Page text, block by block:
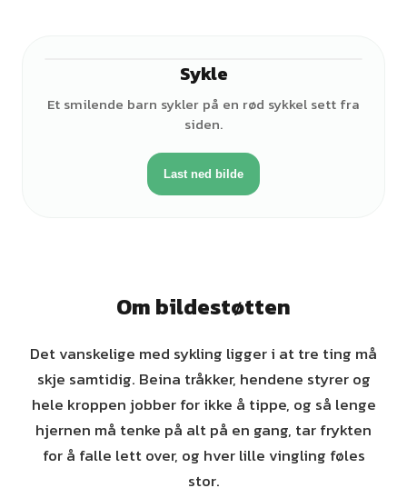
Sykle
Et smilende barn sykler på en rød sykkel sett fra
siden.
Last ned bilde
Om bildestøtten
Det vanskelige med sykling ligger i at tre ting må
skje samtidig. Beina tråkker, hendene styrer og
hele kroppen jobber for ikke å tippe, og så lenge
hjernen må tenke på alt på en gang, tar frykten
for å falle lett over, og hver lille vingling føles
stor.